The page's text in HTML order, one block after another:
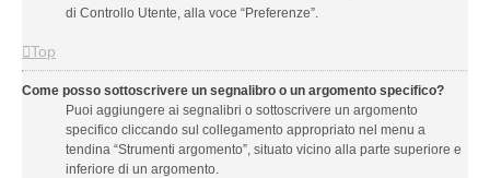
di Controllo Utente, alla voce “Preferenze”.
Top
Come posso sottoscrivere un segnalibro o un argomento specifico?
Puoi aggiungere ai segnalibri o sottoscrivere un argomento
specifico cliccando sul collegamento appropriato nel menu a
tendina “Strumenti argomento”, situato vicino alla parte superiore e
inferiore di un argomento.